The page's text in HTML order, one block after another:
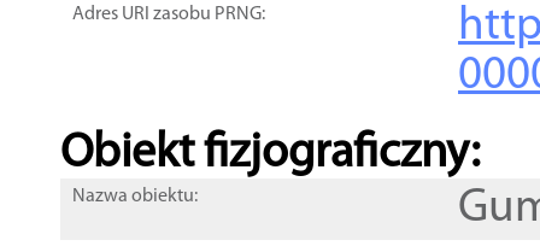
Adres URI zasobu PRNG:
Obiekt fizjograficzny:
Nazwa obiektu: